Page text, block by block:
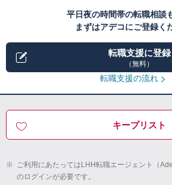
平日夜の時間帯の転職相談
まずはアデコにご登録く
転職支援に登録
（無料）
転職支援の流れ
キープリスト
※ ご利用にあたってはLHH転職エージェント（
のログインが必要です。